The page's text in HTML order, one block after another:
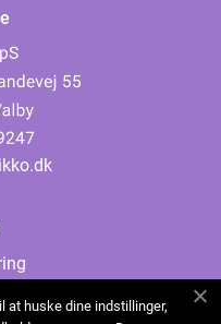
at huske dine indstillinger,